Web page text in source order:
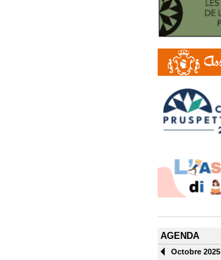
AGENDA
Octobre 2025